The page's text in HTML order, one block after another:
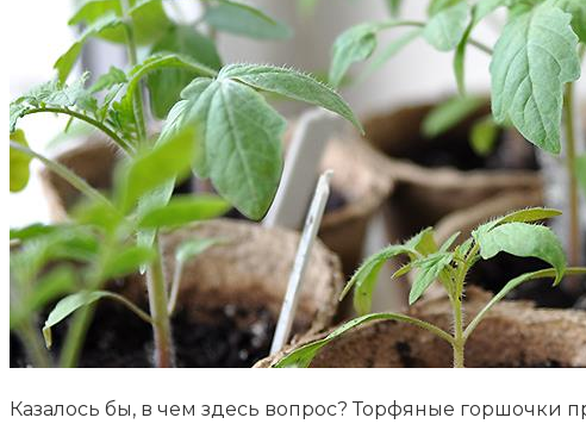
Казалось бы, в чем здесь вопрос? Торфяные горшочки